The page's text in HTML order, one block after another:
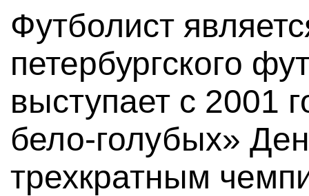
Футболист
петербургского
выступает с 2001
бело-голубых»
трехкратным